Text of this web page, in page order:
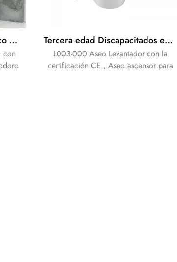
Elevador de inodoro eléctrico para cuidado de personas mayores con diseño de fácil acceso
con
Tercera edad Discapacitados equipamiento Sanitario, Inodoro Eléctrico Elevador
L003-000 Aseo Levantador con la
certificación CE , Aseo ascensor para